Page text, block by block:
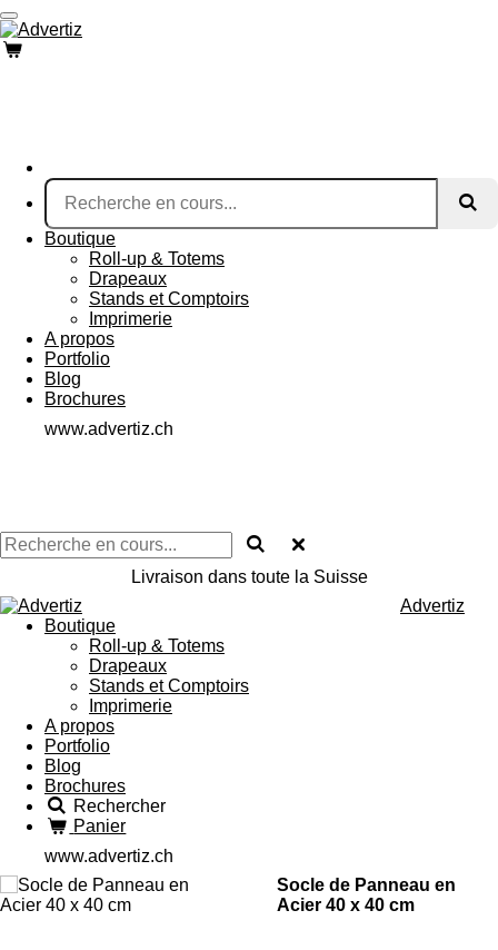
Passer
au
contenu
Boutique
Roll-up & Totems
Drapeaux
Stands et Comptoirs
Imprimerie
A propos
Portfolio
Blog
Brochures
www.advertiz.ch
Livraison dans toute la Suisse
Advertiz
Boutique
Roll-up & Totems
Drapeaux
Stands et Comptoirs
Imprimerie
A propos
Portfolio
Blog
Brochures
Rechercher
Panier
www.advertiz.ch
Socle de Panneau en
Acier 40 x 40 cm